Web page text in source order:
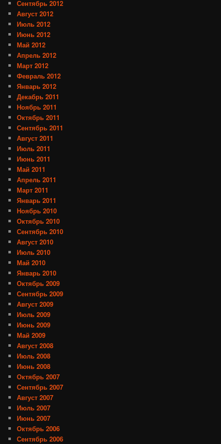
Сентябрь 2012
Август 2012
Июль 2012
Июнь 2012
Май 2012
Апрель 2012
Март 2012
Февраль 2012
Январь 2012
Декабрь 2011
Ноябрь 2011
Октябрь 2011
Сентябрь 2011
Август 2011
Июль 2011
Июнь 2011
Май 2011
Апрель 2011
Март 2011
Январь 2011
Ноябрь 2010
Октябрь 2010
Сентябрь 2010
Август 2010
Июль 2010
Май 2010
Январь 2010
Октябрь 2009
Сентябрь 2009
Август 2009
Июль 2009
Июнь 2009
Май 2009
Август 2008
Июль 2008
Июнь 2008
Октябрь 2007
Сентябрь 2007
Август 2007
Июль 2007
Июнь 2007
Октябрь 2006
Сентябрь 2006